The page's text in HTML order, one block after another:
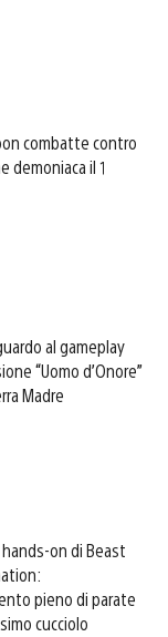
combatte contro
demoniaca il 1
al gameplay
“Uomo d’Onore”
Madre
on di Beast
pieno di parate
cucciolo